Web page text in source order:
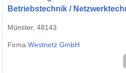
Betriebstechnik /
Münster, 48143
Firma:Westnetz GmbH